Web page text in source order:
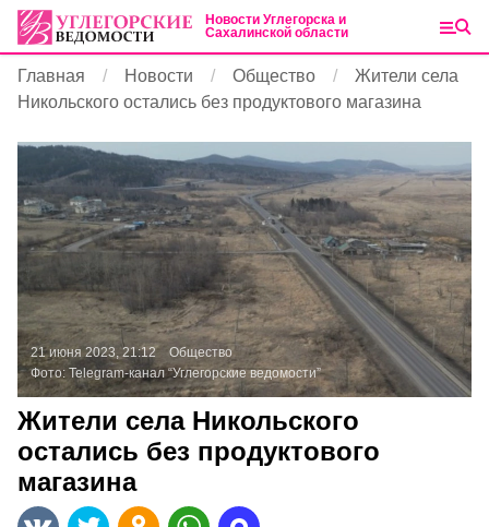
Новости Углегорска и
Сахалинской области
Главная Новости Общество
Жители села
Никольского остались без продуктового магазина
21 июня 2023, 21:12
Общество
Фото: Telegram-канал “Углегорские ведомости”
Жители села Никольского
остались без продуктового
магазина